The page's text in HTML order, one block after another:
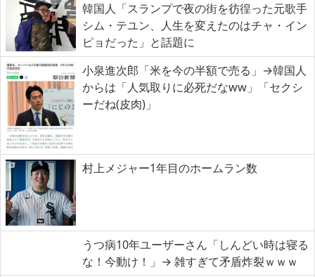
韓国人「スランプで夜の街を彷徨った元歌手
シム・テユン、人生を変えたのはチャ・イン
ピョだった」と話題に
小泉進次郎「米を今の半額で売る」→韓国人
からは「人気取りに必死だなww」「セクシ
ーだね(皮肉)」
村上メジャー1年目のホームラン数
うつ病10年ユーザーさん「しんどい時は寝る
な！今動け！」→ 雑すぎて矛盾炸裂ｗｗｗ